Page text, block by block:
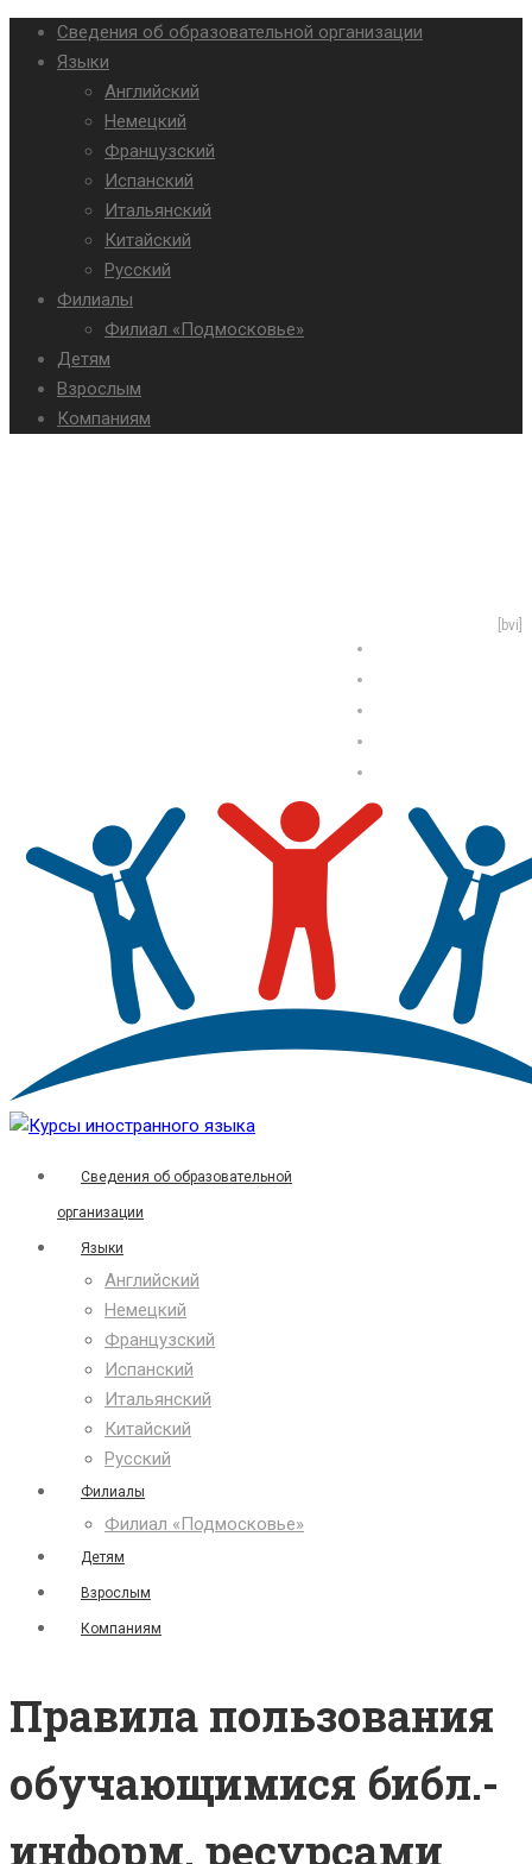
Сведения об образовательной организации
Языки
Английский
Немецкий
Французский
Испанский
Итальянский
Китайский
Русский
Филиалы
Филиал «Подмосковье»
Детям
Взрослым
Компаниям
[bvi]
Сведения об образовательной
организации
Языки
Английский
Немецкий
Французский
Испанский
Итальянский
Китайский
Русский
Филиалы
Филиал «Подмосковье»
Детям
Взрослым
Компаниям
Правила пользования
обучающимися библ.-
информ. ресурсами